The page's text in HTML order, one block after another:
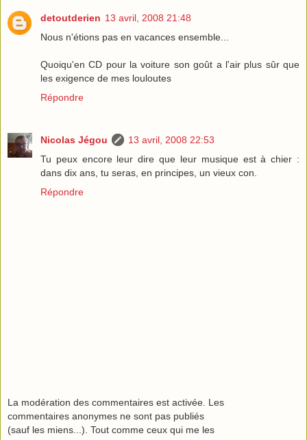
detoutderien 13 avril, 2008 21:48
Nous n'étions pas en vacances ensemble...
Quoiqu'en CD pour la voiture son goût a l'air plus sûr que
les exigence de mes louloutes
Répondre
Nicolas Jégou
13 avril, 2008 22:53
Tu peux encore leur dire que leur musique est à chier :
dans dix ans, tu seras, en principes, un vieux con.
Répondre
La modération des commentaires est activée. Les
commentaires anonymes ne sont pas publiés
(sauf les miens...). Tout comme ceux qui me les